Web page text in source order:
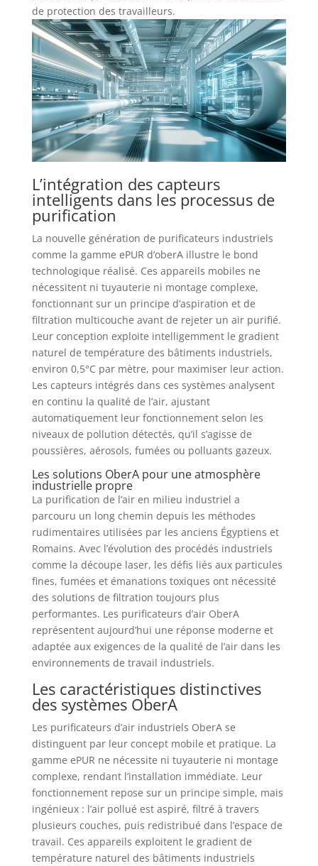
de protection des travailleurs.
L’intégration des capteurs
intelligents dans les processus de
purification
La nouvelle génération de purificateurs industriels
comme la gamme ePUR d’oberA illustre le bond
technologique réalisé. Ces appareils mobiles ne
nécessitent ni tuyauterie ni montage complexe,
fonctionnant sur un principe d’aspiration et de
filtration multicouche avant de rejeter un air purifié.
Leur conception exploite intelligemment le gradient
naturel de température des bâtiments industriels,
environ 0,5°C par mètre, pour maximiser leur action.
Les capteurs intégrés dans ces systèmes analysent
en continu la qualité de l’air, ajustant
automatiquement leur fonctionnement selon les
niveaux de pollution détectés, qu’il s’agisse de
poussières, aérosols, fumées ou polluants gazeux.
Les solutions OberA pour une atmosphère
industrielle propre
La purification de l’air en milieu industriel a
parcouru un long chemin depuis les méthodes
rudimentaires utilisées par les anciens Égyptiens et
Romains. Avec l’évolution des procédés industriels
comme la découpe laser, les défis liés aux particules
fines, fumées et émanations toxiques ont nécessité
des solutions de filtration toujours plus
performantes. Les purificateurs d’air OberA
représentent aujourd’hui une réponse moderne et
adaptée aux exigences de la qualité de l’air dans les
environnements de travail industriels.
Les caractéristiques distinctives
des systèmes OberA
Les purificateurs d’air industriels OberA se
distinguent par leur concept mobile et pratique. La
gamme ePUR ne nécessite ni tuyauterie ni montage
complexe, rendant l’installation immédiate. Leur
fonctionnement repose sur un principe simple, mais
ingénieux : l’air pollué est aspiré, filtré à travers
plusieurs couches, puis redistribué dans l’espace de
travail. Ces appareils exploitent le gradient de
température naturel des bâtiments industriels